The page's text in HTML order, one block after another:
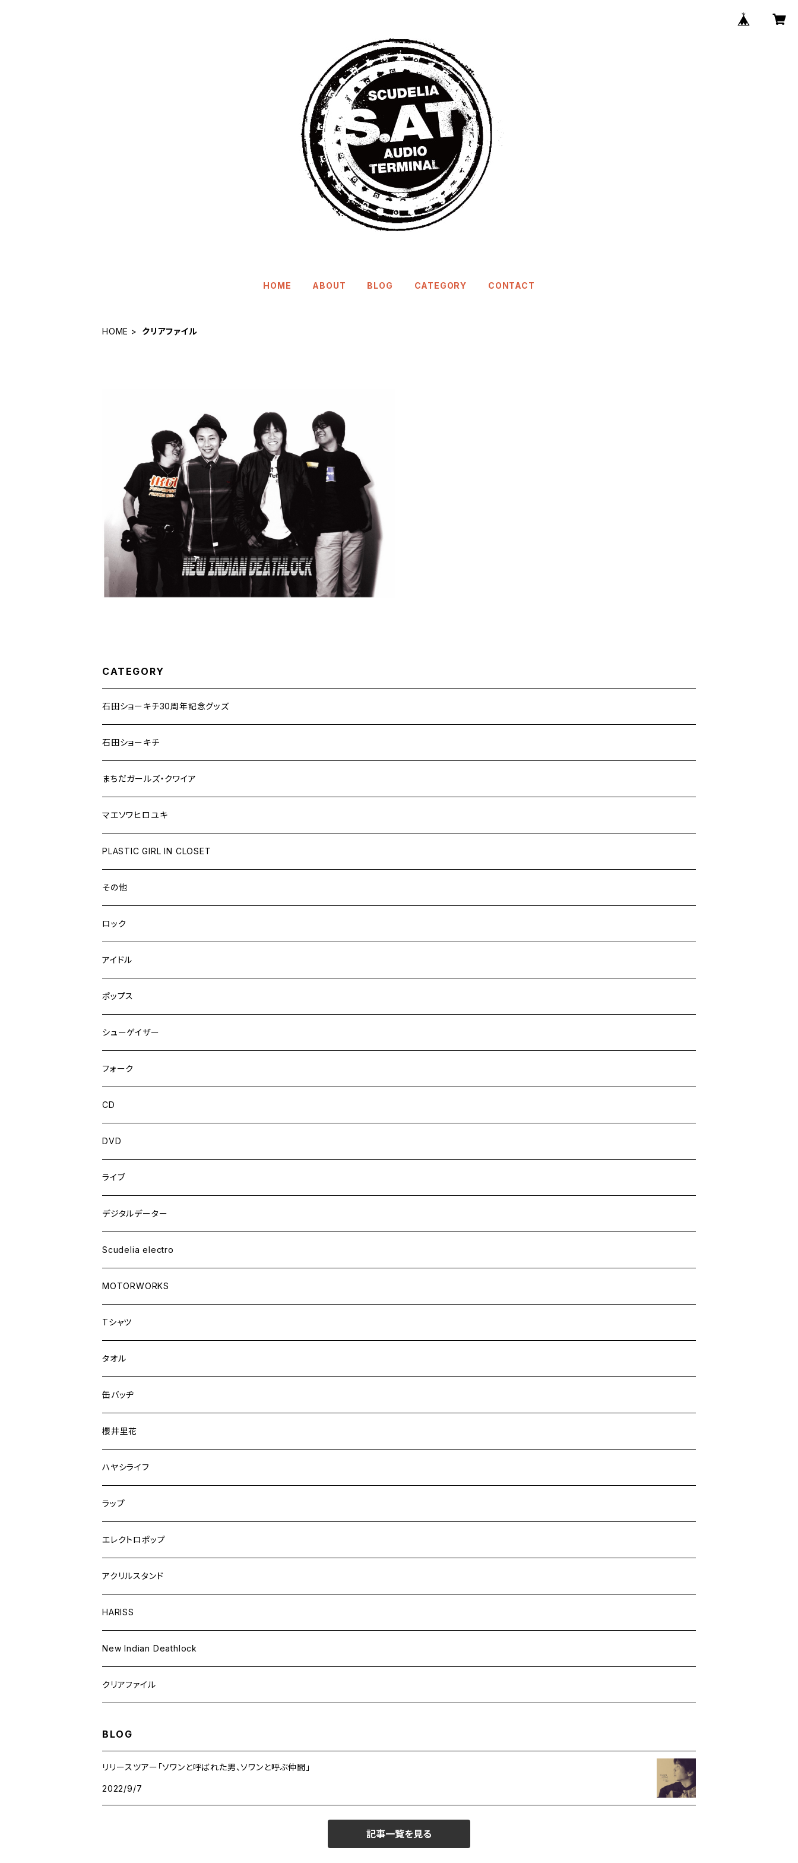
HOME ABOUT BLOG CATEGORY CONTACT
HOME クリアファイル
クリアファイル・New Indian Deathlock・2枚セット
¥1,100
CATEGORY
石田ショーキチ30周年記念グッズ
石田ショーキチ
まちだガールズ・クワイア
マエソワヒロユキ
PLASTIC GIRL IN CLOSET
その他
ロック
アイドル
ポップス
シューゲイザー
フォーク
CD
DVD
ライブ
デジタルデーター
Scudelia electro
MOTORWORKS
Tシャツ
タオル
缶バッヂ
櫻井里花
ハヤシライフ
ラップ
エレクトロポップ
アクリルスタンド
HARISS
New Indian Deathlock
クリアファイル
BLOG
リリースツアー「ソワンと呼ばれた男、ソワンと呼ぶ仲間」
2022/9/7
記事一覧を見る